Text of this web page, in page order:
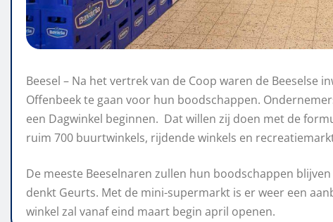
Beesel – Na het vertrek van de Coop waren de Beeselse
Offenbeek te gaan voor hun boodschappen.
een Dagwinkel beginnen. Dat willen zij doen met de
ruim 700 buurtwinkels, rijdende winkels en
De meeste Beeselnaren zullen hun boodschappen
denkt Geurts. Met de mini-supermarkt is er weer een
winkel zal vanaf eind maart begin april openen.